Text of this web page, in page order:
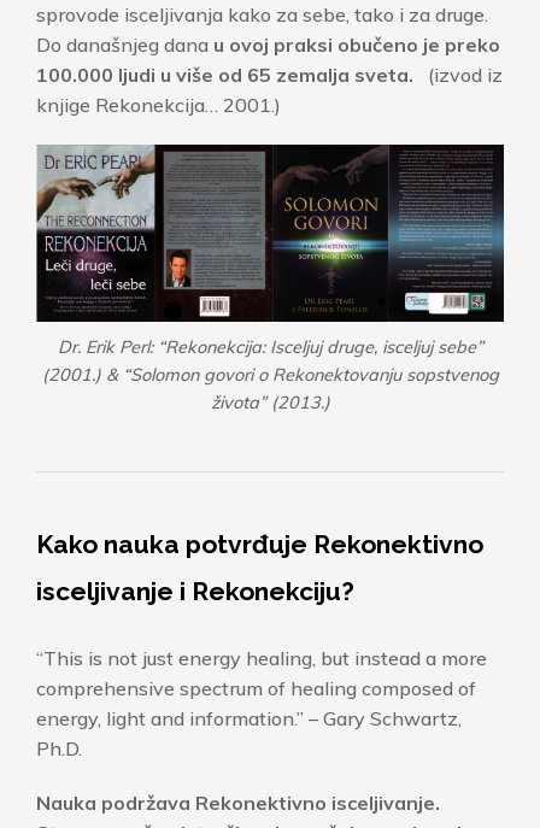
sprovode isceljivanja kako za sebe, tako i za druge.
Do današnjeg dana u ovoj praksi obučeno je preko
100.000 ljudi u više od 65 zemalja sveta. (izvod iz
knjige Rekonekcija… 2001.)
Dr. Erik Perl: “Rekonekcija: Isceljuj druge, isceljuj sebe”
(2001.) & “Solomon govori o Rekonektovanju sopstvenog
života” (2013.)
Kako nauka potvrđuje Rekonektivno
isceljivanje i Rekonekciju?
“This is not just energy healing, but instead a more
comprehensive spectrum of healing composed of
energy, light and information.” – Gary Schwartz,
Ph.D.
Nauka podržava Rekonektivno isceljivanje.